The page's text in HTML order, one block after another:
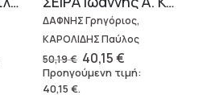
ΔΑΦΝΗΣ Γρηγόριος,
ΚΑΡΟΛΙΔΗΣ Παύλος
50,19€ Original
price
was:
40,15€Η
τρέχουσα
τιμή
Προηγούμενη τιμή:
40,15 €.